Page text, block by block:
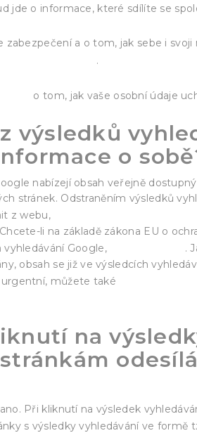
jde o informace, které sdílíte se
zabezpečení a o tom, jak sebe i
.
o tom, jak vaše osobní údaje
výsledků
o
nabízejí obsah veřejně
stránek. Odstraněním výsledků
z webu,
li na základě zákona EU o
vyhledávání Google,
.
obsah se již ve výsledcích
urgentní, můžete také
na
Při kliknutí na výsledek
s výsledky vyhledávání ve formě